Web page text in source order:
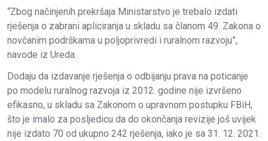
“Zbog načinjenih prekršaja Ministarstvo je trebalo izdati
rješenja o zabrani apliciranja u skladu sa članom 49. Zakona o
novčanim podrškama u poljoprivredi i ruralnom razvoju”,
navode iz Ureda.
Dodaju da izdavanje rješenja o odbijanju prava na poticanje
po modelu ruralnog razvoja iz 2012. godine nije izvršeno
efikasno, u skladu sa Zakonom o upravnom postupku FBiH,
što je imalo za posljedicu da do okončanja revizije još uvijek
nije izdato 70 od ukupno 242 rješenja, iako je sa 31. 12. 2021.